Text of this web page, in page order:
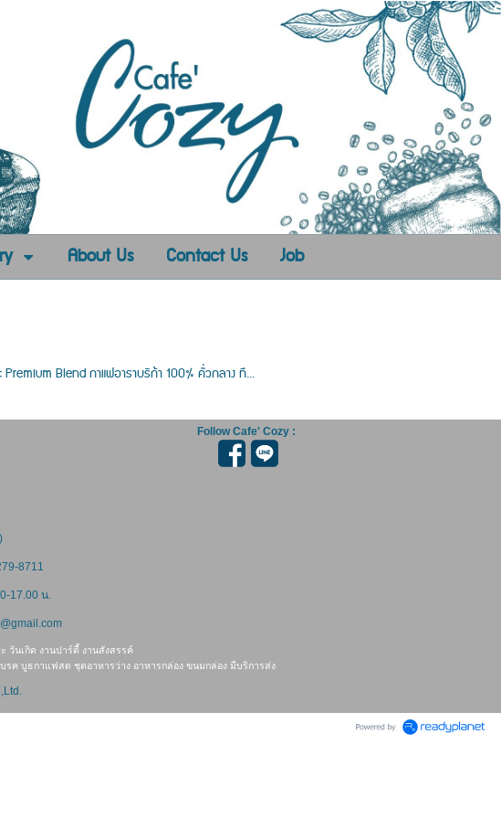
About Us Contact Us Job
Blend กาแฟอาราบริก้า 100% คั่วกลาง ที...
Follow Cafe' Cozy :
8711
17.00 น.
วันเกิด งานปาร์ตี้ งานสังสรรค์
ค บูธกาแฟสด ชุดอาหารว่าง อาหารกล่อง ขนมกล่อง มีบริการส่ง